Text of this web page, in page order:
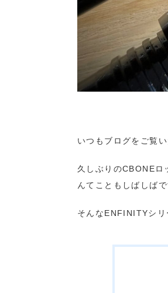
いつもブログをご覧
久しぶりのCBONE
んてこともしばしばで
そんなENFINITYシリ